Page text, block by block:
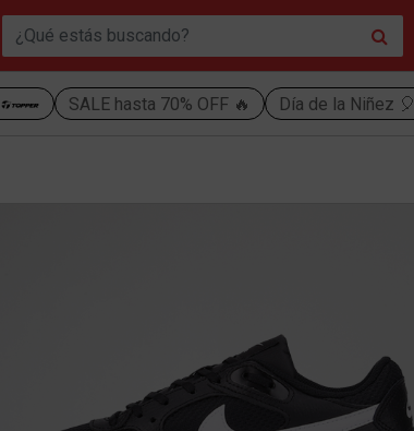
SALE hasta 70% OFF 🔥 Día de la Niñez 🎈